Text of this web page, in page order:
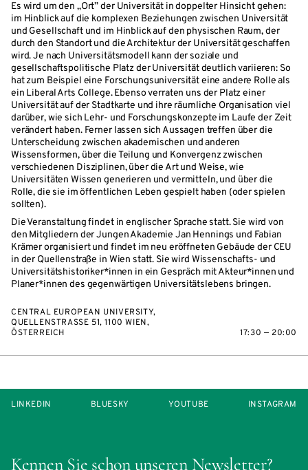
Es wird um den „Ort” der Universität in doppelter Hinsicht gehen:
im Hinblick auf die komplexen Beziehungen zwischen Universität
und Gesellschaft und im Hinblick auf den physischen Raum, der
durch den Standort und die Architektur der Universität geschaffen
wird. Je nach Universitätsmodell kann der soziale und
gesellschaftspolitische Platz der Universität deutlich variieren: So
hat zum Beispiel eine Forschungsuniversität eine andere Rolle als
ein Liberal Arts College. Ebenso verraten uns der Platz einer
Universität auf der Stadtkarte und ihre räumliche Organisation viel
darüber, wie sich Lehr- und Forschungskonzepte im Laufe der Zeit
verändert haben. Ferner lassen sich Aussagen treffen über die
Unterscheidung zwischen akademischen und anderen
Wissensformen, über die Teilung und Konvergenz zwischen
verschiedenen Disziplinen, über die Art und Weise, wie
Universitäten Wissen generieren und vermitteln, und über die
Rolle, die sie im öffentlichen Leben gespielt haben (oder spielen
sollten).
Die Veranstaltung findet in englischer Sprache statt. Sie wird von
den Mitgliedern der Jungen Akademie Jan Hennings und Fabian
Krämer organisiert und findet im neu eröffneten Gebäude der CEU
in der Quellenstraße in Wien statt. Sie wird Wissenschafts- und
Universitätshistoriker*innen in ein Gespräch mit Akteur*innen und
Planer*innen des gegenwärtigen Universitätslebens bringen.
CENTRAL EUROPEAN UNIVERSITY,
QUELLENSTRASSE 51, 1100 WIEN, Ö
STERREICH
17:30 — 20:00
Kennen Sie schon unseren Newsletter?
LINKEDIN BLUESKY YOUTUBE INSTAGRAM